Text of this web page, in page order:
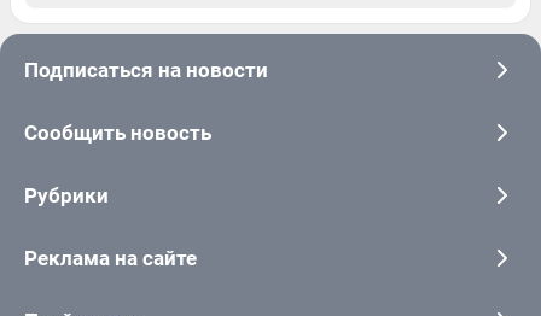
Подписаться на новости
Сообщить новость
Рубрики
Реклама на сайте